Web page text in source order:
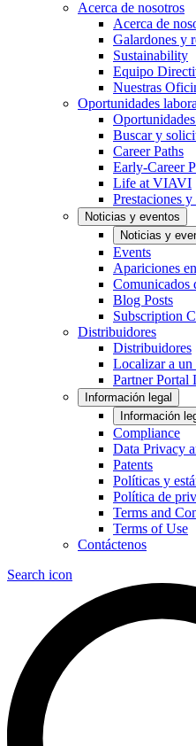
Acerca de nosotros
Acerca de
Galardones y
Sustainability
Equipo
Nuestras
Oportunidades
Buscar y
Career Paths
Early-Career
Life at VIAVI
Prestaciones
Noticias y eventos
Noticias y
Events
Apariciones
Comunicados
Blog Posts
Subscription
Distribuidores
Distribuidores
Localizar a
Partner Portal
Información legal
Información
Compliance
Data Privacy
Patents
Políticas y
Política de
Terms and
Terms of Use
Contáctenos
Search icon